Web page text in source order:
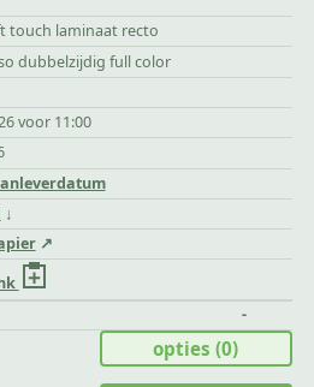
touch laminaat recto
dubbelzijdig full color
voor 11:00
-
opties(0)